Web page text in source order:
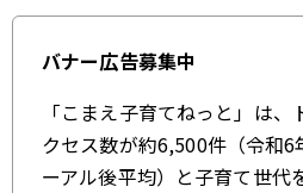
バナー広告募集中
「こまえ子育てねっと」は
クセス数が約6,500件（令和6
ーアル後平均）と子育て世代